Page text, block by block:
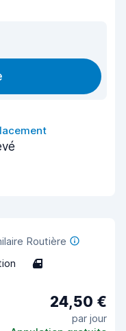
Routière
4
24,50 €
par jour